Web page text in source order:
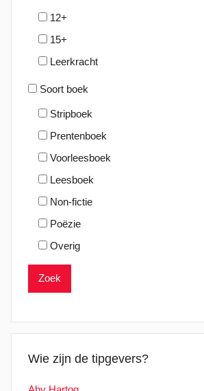
12+
15+
Leerkracht
Soort boek
Stripboek
Prentenboek
Voorleesboek
Leesboek
Non-fictie
Poëzie
Overig
Wie zijn de tipgevers?